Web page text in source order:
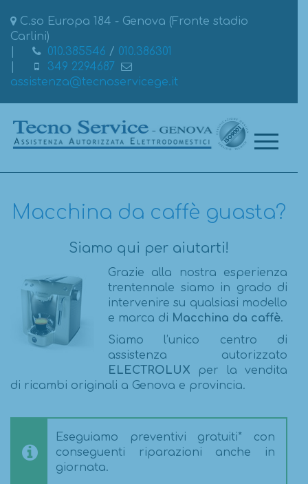
C.so Europa 184 - Genova (Fronte stadio
Carlini)
010.385546 / 010.386301
349 2294687
assistenza@tecnoservicege.it
Macchina da caffè guasta?
Siamo qui per aiutarti!
Grazie alla nostra esperienza
trentennale siamo in grado di
intervenire su qualsiasi modello
e marca di Macchina da caffè.
Siamo l’unico centro di
assistenza autorizzato
ELECTROLUX per la vendita
di ricambi originali a Genova e provincia.
Eseguiamo preventivi gratuiti* con
conseguenti riparazioni anche in
giornata.